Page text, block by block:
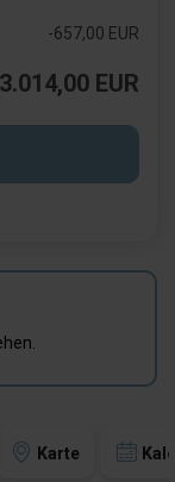
Karte
-657,00 EUR
3.014,00 EUR